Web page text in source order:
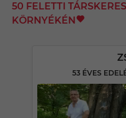
50 FELETTI
KÖRNYÉKÉN
53 ÉVES